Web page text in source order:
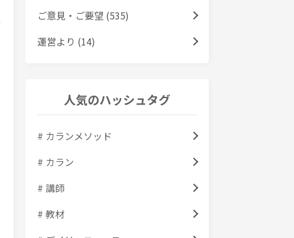
ご意見・ご要望 (535)
運営より (14)
人気のハッシュタグ
# カランメソッド
# カラン
# 講師
# 教材